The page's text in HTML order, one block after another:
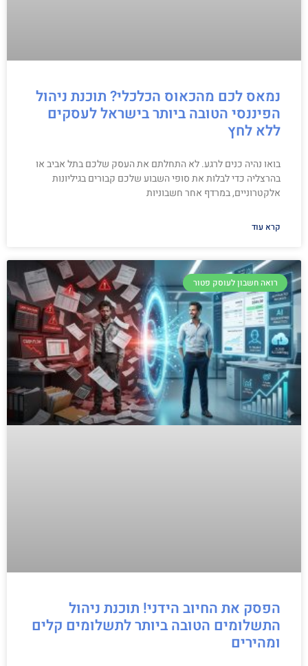
נמאס לכם מהכאוס הכלכלי? תוכנת ניהול
הפיננסי הטובה ביותר בישראל לעסקים
ללא לחץ
בואו נהיה כנים לרגע. לא התחלתם את העסק שלכם בתל אביב או
בהרצליה כדי לבלות את סופי השבוע שלכם קבורים בגיליונות
אלקטרוניים, במרדף אחר חשבוניות
קרא עוד
רואה חשבון לעוסק פטור
הפסק את החיוב הידני! תוכנת ניהול
התשלומים הטובה ביותר לתשלומים קלים
ומהירים